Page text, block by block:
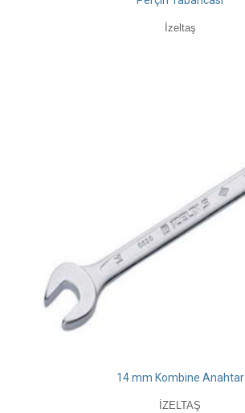
İzeltaş
14 mm Kombine Anahtar
İZELTAŞ